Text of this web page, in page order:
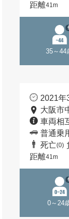
距離41m
35～44
2021年
大阪市
車両相
普通乗
死亡(0)
距離41m
0～24